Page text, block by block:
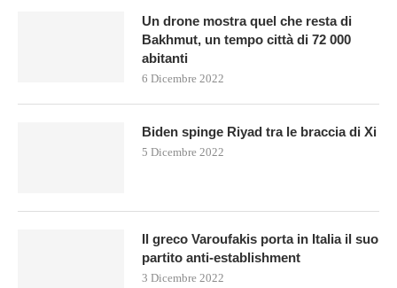
Un drone mostra quel che resta di
Bakhmut, un tempo città di 72 000
abitanti
6 Dicembre 2022
Biden spinge Riyad tra le braccia di Xi
5 Dicembre 2022
Il greco Varoufakis porta in Italia il suo
partito anti-establishment
3 Dicembre 2022